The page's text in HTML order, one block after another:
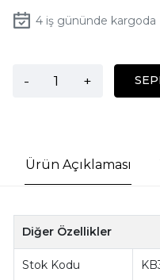
4iş gününde kargoda
- +
Ürün Açıklaması
Diğer Özellikler
Stok Kodu